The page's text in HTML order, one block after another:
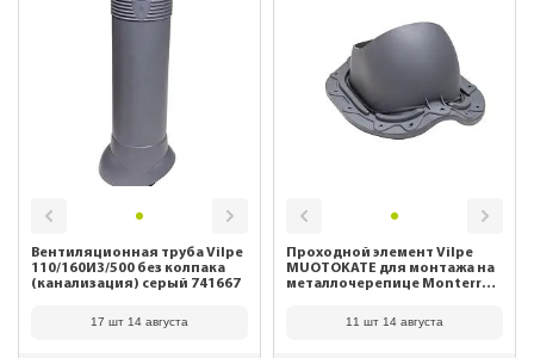
Вентиляционная труба Vilpe
110/160ИЗ/500 без колпака
(канализация) серый 741667
17 шт 14 августа
Проходной элемент Vilpe
MUOTOKATE для монтажа на
металлочерепице Monterrey
11 шт 14 августа